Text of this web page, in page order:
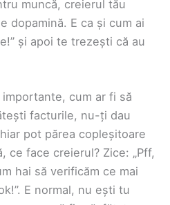
muncă, creierul tău
dopamină. E ca și cum ai
și apoi te trezești că au
cum ar fi să
facturile, nu-ți dau
pot părea copleșitoare
ce face creierul? Zice: „Pff,
hai să verificăm ce mai
E normal, nu ești tu